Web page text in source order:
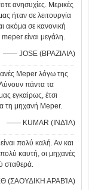
ανησυχίες. Μερικές
ήταν σε λειτουργία
ακόμα σε κανονική
είναι μεγάλη.
—— JOSE (ΒΡΑΖΙΛΙΑ)
Meper λόγω της
πάντα τα
εγκαίρως, έτσι
τη μηχανή Meper.
—— KUMAR (ΙΝΔΊΑ)
πολύ καλή. Αν και
καυτή, οι μηχανές
σταθερά.
ΑΡΑΒΊΑ)